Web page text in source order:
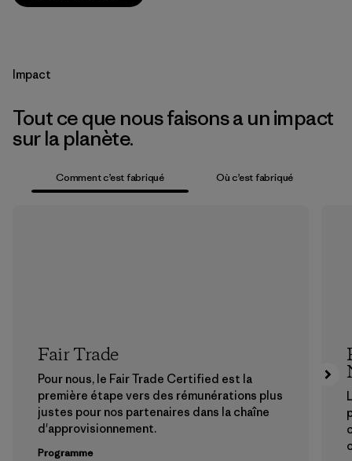
Impact
Tout ce que nous faisons a un impact
sur la planète.
Comment c’est fabriqué Où c’est fabriqué
Fair Trade
Pour nous, le Fair Trade Certified est la
première étape vers des rémunérations plus
justes pour nos partenaires dans la chaîne
d'approvisionnement.
Programme